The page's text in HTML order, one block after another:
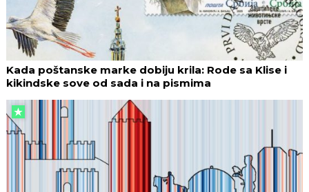
Kada poštanske marke dobiju krila: Rode sa Klise i
kikindske sove od sada i na pismima